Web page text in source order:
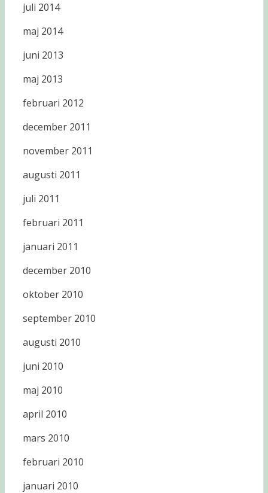
juli 2014
maj 2014
juni 2013
maj 2013
februari 2012
december 2011
november 2011
augusti 2011
juli 2011
februari 2011
januari 2011
december 2010
oktober 2010
september 2010
augusti 2010
juni 2010
maj 2010
april 2010
mars 2010
februari 2010
januari 2010